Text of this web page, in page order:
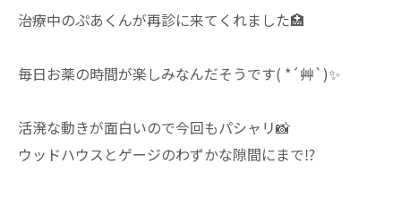
治療中のぷあくんが再診に来てくれました🏥⁡
⁡毎日お薬の時間が楽しみなんだそうです( *´艸`)✨⁡
活溌な動きが面白いので今回もパシャリ📸⁡
⁡ウッドハウスとゲージのわずかな隙間にまで⁉️⁡